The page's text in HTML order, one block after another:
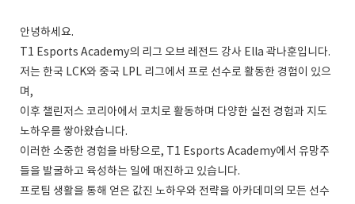
안녕하세요.
T1 Esports Academy의 리그 오브 레전드 강사 Ella 곽나훈입니다.
저는 한국 LCK와 중국 LPL 리그에서 프로 선수로 활동한 경험이 있으
며,
이후 챌린저스 코리아에서 코치로 활동하며 다양한 실전 경험과 지도
노하우를 쌓아왔습니다.
이러한 소중한 경험을 바탕으로, T1 Esports Academy에서 유망주
들을 발굴하고 육성하는 일에 매진하고 있습니다.
프로팀 생활을 통해 얻은 값진 노하우와 전략을 아카데미의 모든 선수